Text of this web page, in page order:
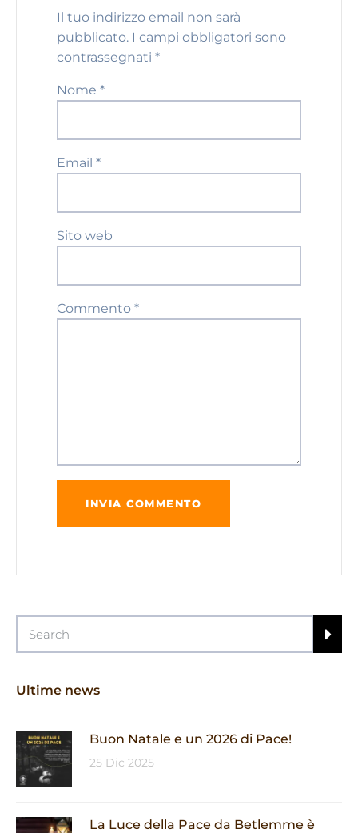
Il tuo indirizzo email non sarà
pubblicato. I campi obbligatori sono
contrassegnati *
Nome *
Email *
Sito web
Commento *
Ultime news
Buon Natale e un 2026 di Pace!
25 Dic 2025
La Luce della Pace da Betlemme è